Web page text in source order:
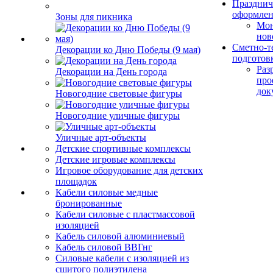
Зоны для пикника
Декорации ко Дню Победы (9 мая)
Декорации на День города
Новогодние световые фигуры
Новогодние уличные фигуры
Уличные арт-объекты
Детские спортивные комплексы
Детские игровые комплексы
Игровое оборудование для детских
площадок
Кабели силовые медные
бронированные
Кабели силовые с пластмассовой
изоляцией
Кабель силовой алюминиевый
Кабель силовой ВВГнг
Силовые кабели с изоляцией из
сшитого полиэтилена
Сметно-